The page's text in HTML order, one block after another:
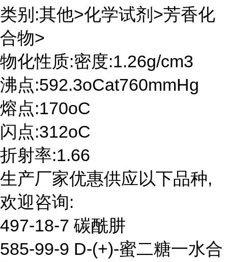
类别:其他>化学试剂>芳香化
合物>
物化性质:密度:1.26g/cm3
沸点:592.3oCat760mmHg
熔点:170oC
闪点:312oC
折射率:1.66
生产厂家优惠供应以下品种,
欢迎咨询:
497-18-7 碳酰肼
585-99-9 D-(+)-蜜二糖一水合